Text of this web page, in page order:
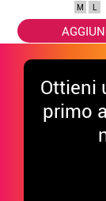
M L
Ottieni
primo